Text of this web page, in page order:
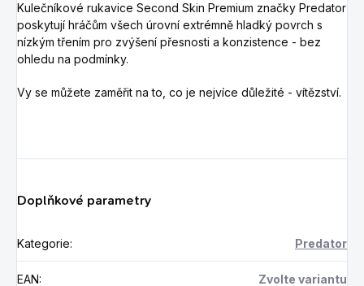
Kulečníkové rukavice Second Skin Premium značky Predator
poskytují hráčům všech úrovní extrémně hladký povrch s
nízkým třením pro zvýšení přesnosti a konzistence - bez
ohledu na podmínky.
Vy se můžete zaměřit na to, co je nejvíce důležité - vítězství.
Doplňkové parametry
Kategorie: Predator
EAN: Zvolte variantu